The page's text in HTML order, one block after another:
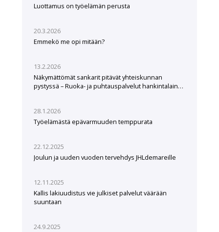
Luottamus on työelämän perusta
20.3.2026
Emmekö me opi mitään?
13.2.2026
Näkymättömät sankarit pitävät yhteiskunnan
pystyssä – Ruoka- ja puhtauspalvelut hankintalain
28.1.2026
Työelämästä epävarmuuden temppurata
22.12.2025
Joulun ja uuden vuoden tervehdys JHLdemareille
12.11.2025
Kallis lakiuudistus vie julkiset palvelut väärään
suuntaan
24.9.2025